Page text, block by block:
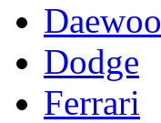
Daewoo
Dodge
Ferrari